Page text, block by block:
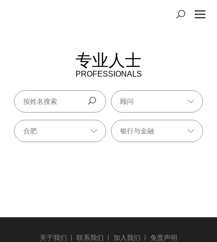
专业人士
PROFESSIONALS
关于我们 联系我们 加入我们 免责声明